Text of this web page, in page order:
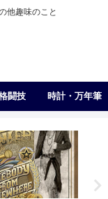
他趣味のこと
闘技 時計・万年筆